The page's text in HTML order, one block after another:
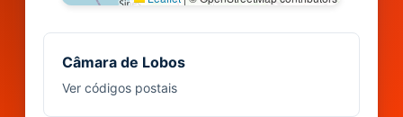
Câmara de Lobos
Ver códigos postais